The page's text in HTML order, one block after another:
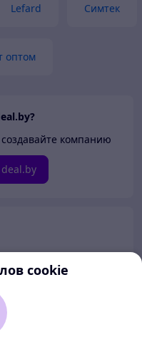
Lefard Симтек
оптом
создавайте компанию
cookie